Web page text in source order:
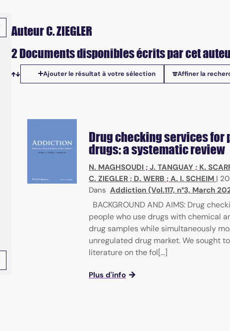
Auteur C. ZIEGLER
2 Documents disponibles écrits par cet
Tris disponibles
Ajouter le résultat à votre sélection Affiner la
Drug checking services for
drugs: a systematic review
N. MAGHSOUDI ; J. TANGUAY ; K.
C. ZIEGLER ; D. WERB ; A. I. SCHEIM |
Dans Addiction (Vol.117, n°3, March
BACKGROUND AND AIMS: Drug
people who use drugs with chemical
drug samples while simultaneously
unregulated drug market. We sought
literature on the fol[...]
Plus d'info